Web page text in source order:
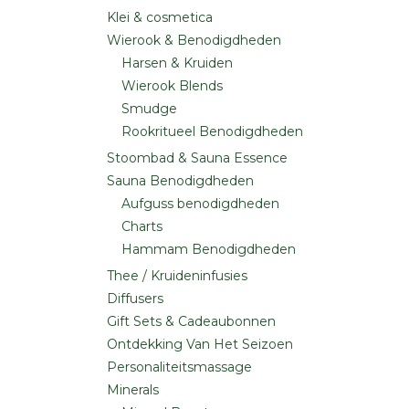
Klei & cosmetica
Wierook & Benodigdheden
Harsen & Kruiden
Wierook Blends
Smudge
Rookritueel Benodigdheden
Stoombad & Sauna Essence
Sauna Benodigdheden
Aufguss benodigdheden
Charts
Hammam Benodigdheden
Thee / Kruideninfusies
Diffusers
Gift Sets & Cadeaubonnen
Ontdekking Van Het Seizoen
Personaliteitsmassage
Minerals